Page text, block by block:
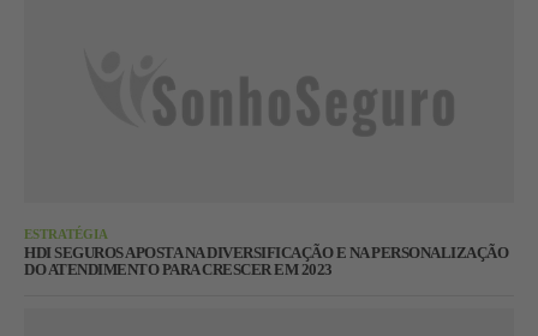
ESTRATÉGIA
HDI SEGUROS APOSTA NA DIVERSIFICAÇÃO E NA PERSONALIZAÇÃO
DO ATENDIMENTO PARA CRESCER EM 2023